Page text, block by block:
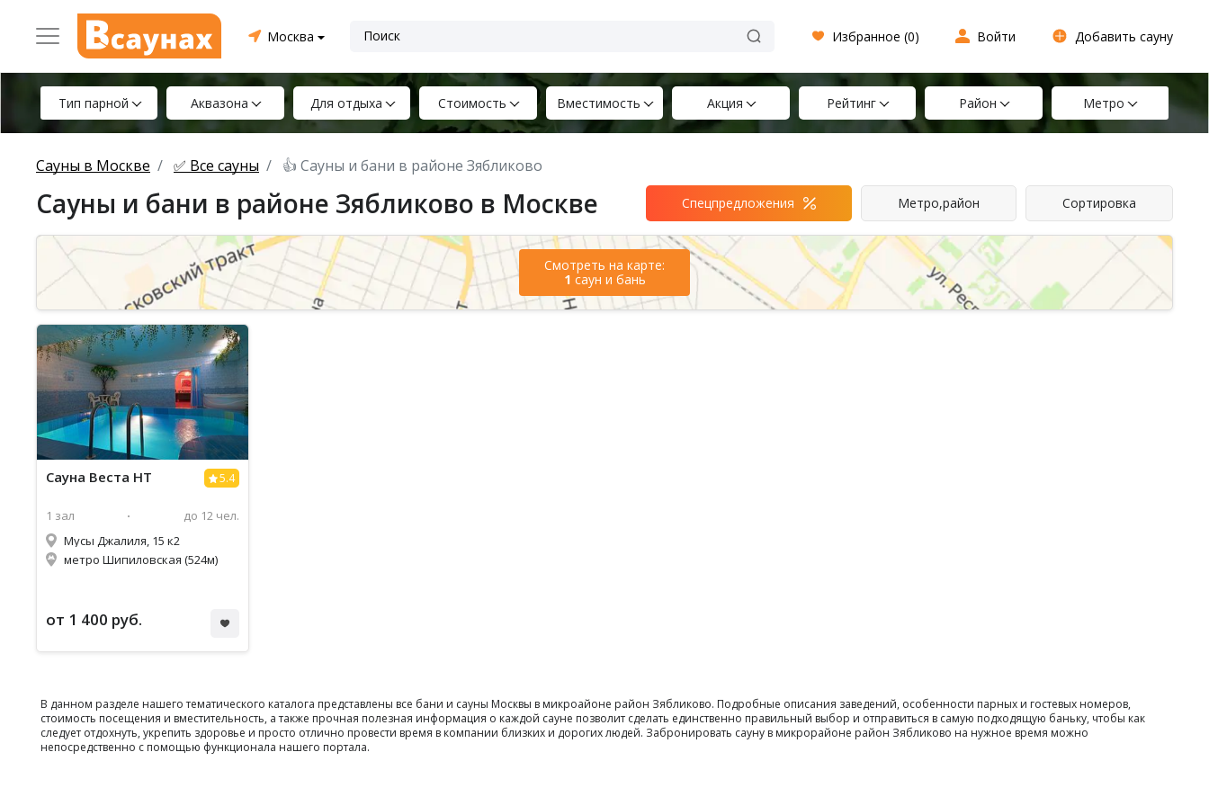
Москва Избранное (0) Войти Добавить сауну
Тип парной Аквазона Для отдыха Стоимость Вместимость Акция Рейтинг Район Метро
Сауны в Москве ✅ Все сауны 👍 Сауны и бани в районе Зябликово
Сауны и бани в районе Зябликово в Москве Спецпредложения Метро,район Сортировка
Смотреть на карте:
1 саун и бань
5.4
Сауна Веста НТ
1 зал
до 12 чел.
Мусы Джалиля, 15 к2
метро Шипиловская (524м)
от 1 400 руб.
В данном разделе нашего тематического каталога представлены все бани и сауны Москвы в микроайоне район Зябликово. Подробные описания заведений, особенности парных и гостевых номеров,
стоимость посещения и вместительность, а также прочная полезная информация о каждой сауне позволит сделать единственно правильный выбор и отправиться в самую подходящую баньку, чтобы как
следует отдохнуть, укрепить здоровье и просто отлично провести время в компании близких и дорогих людей. Забронировать сауну в микрорайоне район Зябликово на нужное время можно
непосредственно с помощью функционала нашего портала.